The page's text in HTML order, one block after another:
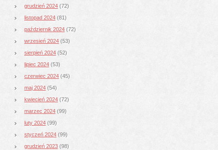
grudzień 2024 (72)
listopad 2024 (81)
październik 2024 (72)
wrzesień 2024 (53)
sierpień 2024 (52)
lipiec 2024 (53)
czerwiec 2024 (45)
maj 2024 (54)
kwiecień 2024 (72)
marzec 2024 (99)
luty 2024 (99)
styczeń 2024 (99)
grudzień 2023 (98)